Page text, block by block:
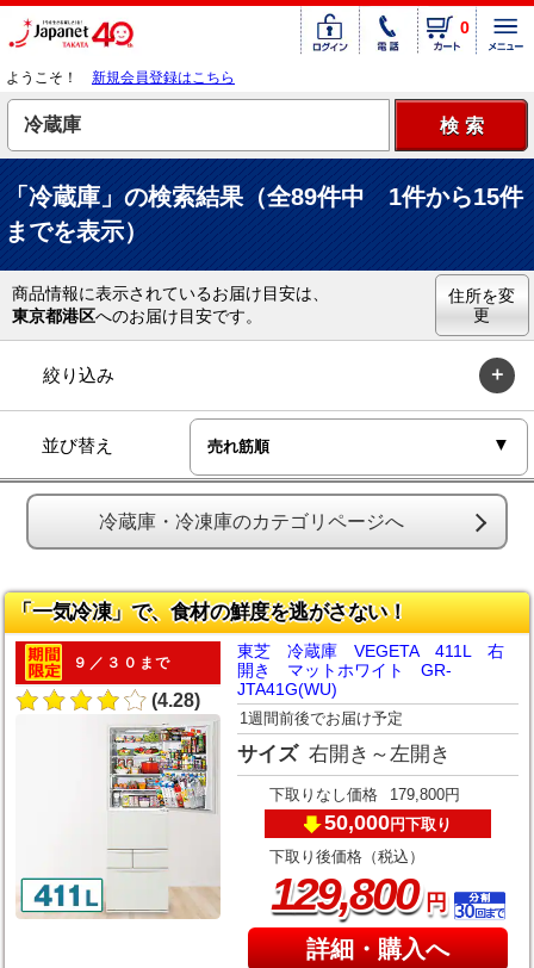
0
ようこそ！ 新規会員登録はこちら
「冷蔵庫」の検索結果（全89件中 1件から15件
までを表示）
商品情報に表示されているお届け目安は、
東京都港区へのお届け目安です。
住所を変
更
絞り込み
並び替え
冷蔵庫・冷凍庫のカテゴリページへ
「一気冷凍」で、食材の鮮度を逃がさない！
９／３０まで
(4.28)
東芝 冷蔵庫 VEGETA 411L 右
開き マットホワイト GR-
JTA41G(WU)
1週間前後でお届け予定
サイズ 右開き～左開き
下取りなし価格 179,800円
50,000円下取り
下取り後価格（税込）
129,800円
詳細・購入へ